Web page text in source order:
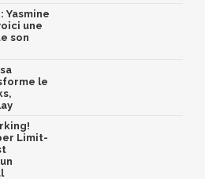
Yasmine
une
son
le
Limit-